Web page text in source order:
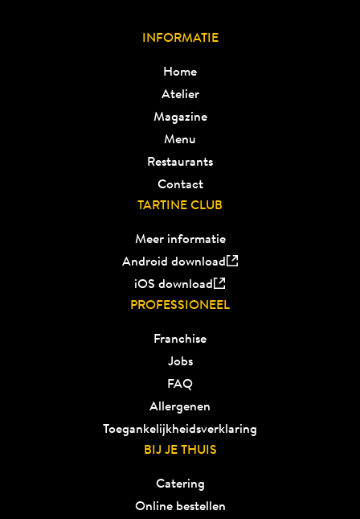
INFORMATIE
Home
Atelier
Magazine
Menu
Restaurants
Contact
TARTINE CLUB
Meer informatie
Android download
iOS download
PROFESSIONEEL
Franchise
Jobs
FAQ
Allergenen
Toegankelijkheidsverklaring
BIJ JE THUIS
Catering
Online bestellen